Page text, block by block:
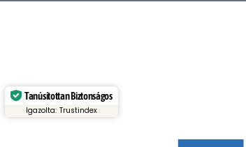
Tanúsítottan Biztonságos
Igazolta: Trustindex